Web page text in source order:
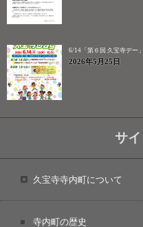
6/14「第６回 久宝寺デー
2026年5月25日
サ
久宝寺寺内町について
寺内町の歴史